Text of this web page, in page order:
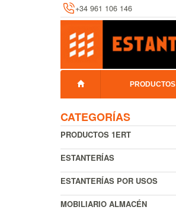
+34 961 106 146
PRODUCTOS
CATEGORÍAS
PRODUCTOS 1ERT
ESTANTERÍAS
ESTANTERÍAS POR USOS
MOBILIARIO ALMACÉN